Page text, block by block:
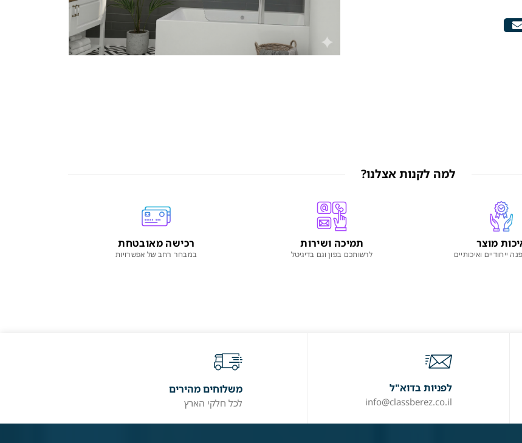
למה לקנות אצלנו?
מוצר
ייחודיים ואיכותיים
תמיכה ושירות
לרשותכם בפון וגם בדיגיטל
רכישה מאובטחת
במבחר רחב של אפשרויות
לפניות בדוא"ל
info@classberez.co.il
משלוחים מהירים
לכל חלקי הארץ